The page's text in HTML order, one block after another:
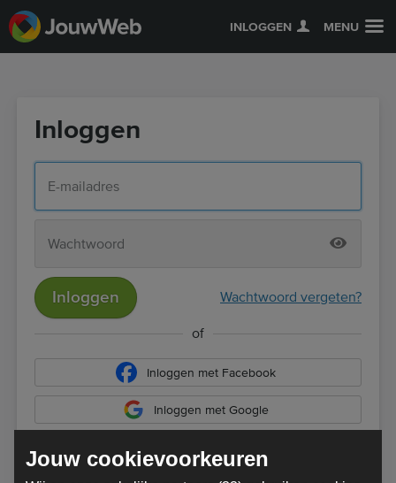
INLOGGEN MENU
Inloggen
Inloggen Wachtwoord vergeten?
of
Inloggen met Facebook
Inloggen met Google
Jouw cookievoorkeuren